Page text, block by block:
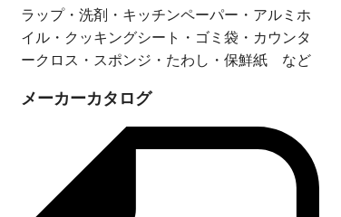
ラップ・洗剤・キッチンペーパー ・ アルミホ
イル・クッキングシート
・ ゴミ袋・カウンタ
ークロス ・ スポンジ・たわし・保鮮紙 など
メーカーカタログ